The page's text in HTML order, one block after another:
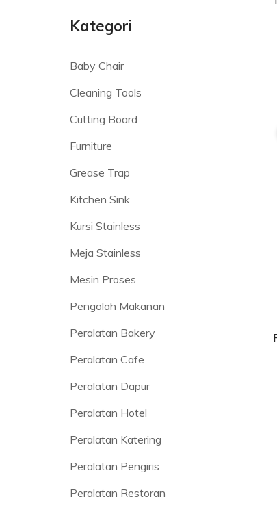
Kategori
Baby Chair
Cleaning Tools
Cutting Board
Furniture
Grease Trap
Kitchen Sink
Kursi Stainless
Meja Stainless
Mesin Proses
Pengolah Makanan
Peralatan Bakery
Peralatan Cafe
Peralatan Dapur
Peralatan Hotel
Peralatan Katering
Peralatan Pengiris
Peralatan Restoran